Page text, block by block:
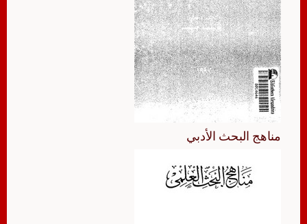
مناهج البحث الأدبي